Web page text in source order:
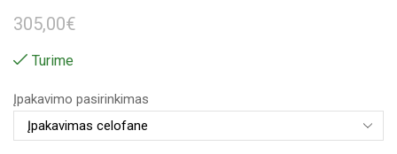
305,00€
Turime
Įpakavimo pasirinkimas